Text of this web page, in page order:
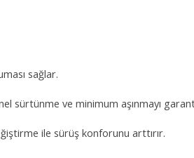
sağlar.
sürtünme ve minimum aşınmayı
ile sürüş konforunu arttırır.